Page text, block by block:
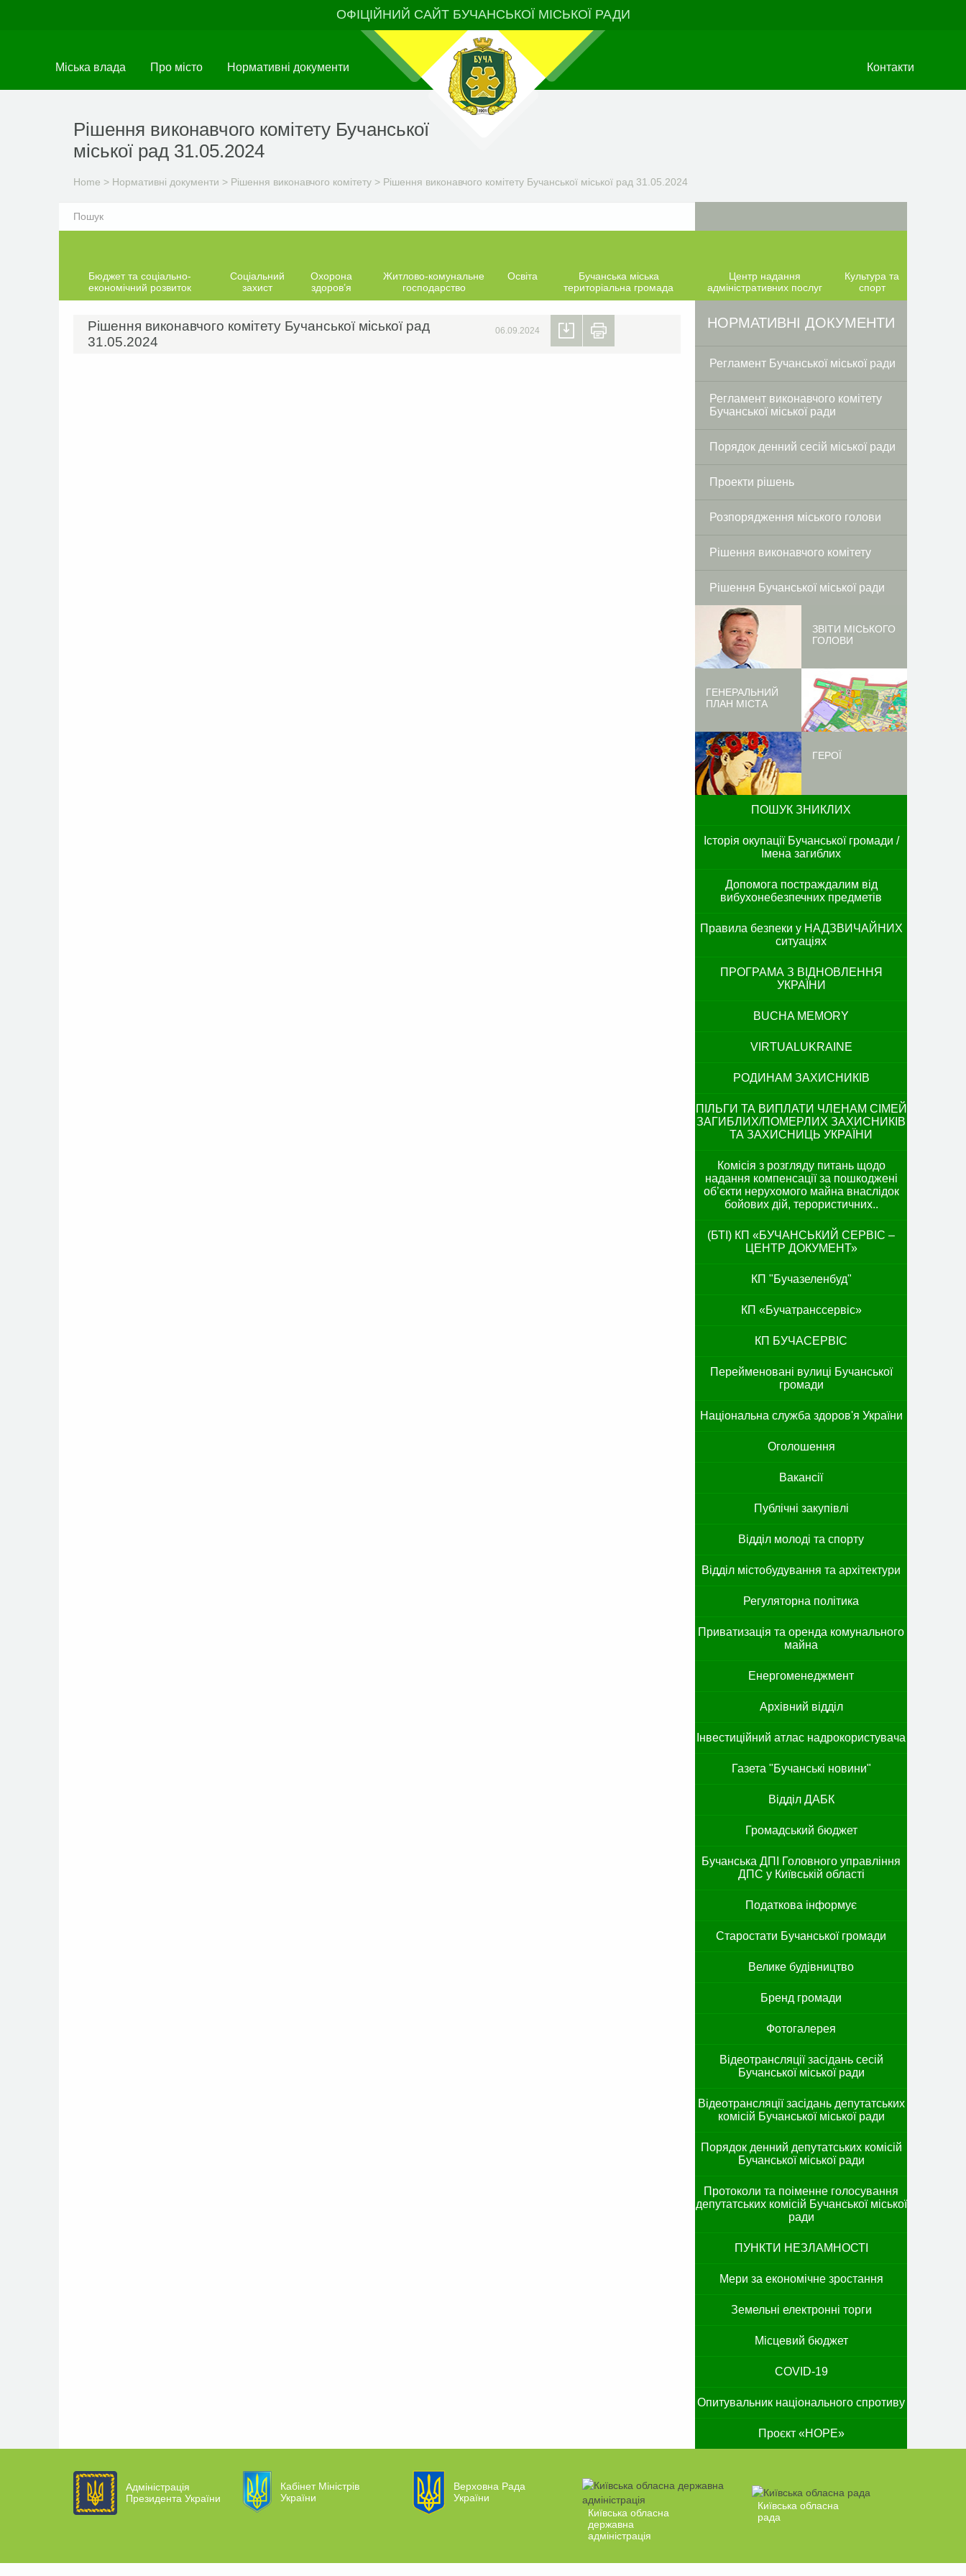
ОФІЦІЙНИЙ САЙТ БУЧАНСЬКОЇ МІСЬКОЇ РАДИ
Міська влада Про місто Нормативні документи Контакти
Рішення виконавчого комітету Бучанської
міської рад 31.05.2024
Home > Нормативні документи > Рішення виконавчого комітету > Рішення виконавчого комітету Бучанської міської рад 31.05.2024
Бюджет та соціально-
економічний розвиток
Соціальний
захист
Охорона
здоров’я
Житлово-комунальне
господарство
Освіта
Бучанська міська
територіальна громада
Центр надання
адміністративних послуг
Культура та
спорт
Рішення виконавчого комітету Бучанської міської рад
31.05.2024
06.09.2024 Facebook
Twitter
НОРМАТИВНІ ДОКУМЕНТИ
Регламент Бучанської міської ради
Регламент виконавчого комітету
Бучанської міської ради
Порядок денний сесій міської ради
Проекти рішень
Розпорядження міського голови
Рішення виконавчого комітету
Рішення Бучанської міської ради
ЗВІТИ МІСЬКОГО
ГОЛОВИ
ГЕНЕРАЛЬНИЙ
ПЛАН МІСТА
ГЕРОЇ
ПОШУК ЗНИКЛИХ
Історія окупації Бучанської громади /
Імена загиблих
Допомога постраждалим від
вибухонебезпечних предметів
Правила безпеки у НАДЗВИЧАЙНИХ
ситуаціях
ПРОГРАМА З ВІДНОВЛЕННЯ
УКРАЇНИ
BUCHA MEMORY
VIRTUALUKRAINE
РОДИНАМ ЗАХИСНИКІВ
ПІЛЬГИ ТА ВИПЛАТИ ЧЛЕНАМ СІМЕЙ
ЗАГИБЛИХ/ПОМЕРЛИХ ЗАХИСНИКІВ
ТА ЗАХИСНИЦЬ УКРАЇНИ
Комісія з розгляду питань щодо
надання компенсації за пошкоджені
об’єкти нерухомого майна внаслідок
бойових дій, терористичних..
(БТІ) КП «БУЧАНСЬКИЙ СЕРВІС –
ЦЕНТР ДОКУМЕНТ»
КП "Бучазеленбуд"
КП «Бучатранссервіс»
КП БУЧАСЕРВІС
Перейменовані вулиці Бучанської
громади
Національна служба здоров'я України
Оголошення
Вакансії
Публічні закупівлі
Відділ молоді та спорту
Відділ містобудування та архітектури
Регуляторна політика
Приватизація та оренда комунального
майна
Енергоменеджмент
Архівний відділ
Інвестиційний атлас надрокористувача
Газета "Бучанські новини"
Відділ ДАБК
Громадський бюджет
Бучанська ДПІ Головного управління
ДПС у Київській області
Податкова інформує
Старостати Бучанської громади
Велике будівництво
Бренд громади
Фотогалерея
Відеотрансляції засідань сесій
Бучанської міської ради
Відеотрансляції засідань депутатських
комісій Бучанської міської ради
Порядок денний депутатських комісій
Бучанської міської ради
Протоколи та поіменне голосування
депутатських комісій Бучанської міської
ради
ПУНКТИ НЕЗЛАМНОСТІ
Мери за економічне зростання
Земельні електронні торги
Місцевий бюджет
COVID-19
Опитувальник національного спротиву
Проєкт «HOPE»
Адміністрація
Президента України
Кабінет Міністрів
України
Верховна Рада
України
Київська обласна
державна
адміністрація
Київська обласна
рада